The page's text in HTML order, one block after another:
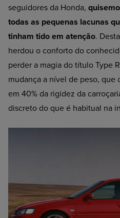
seguidores da Honda,
todas as pequenas lacunas
tinham tido em atenção.
herdou o conforto do
perder a magia do título Type
mudança a nível de peso, que
em 40% da rigidez da
discreto do que é habitual na